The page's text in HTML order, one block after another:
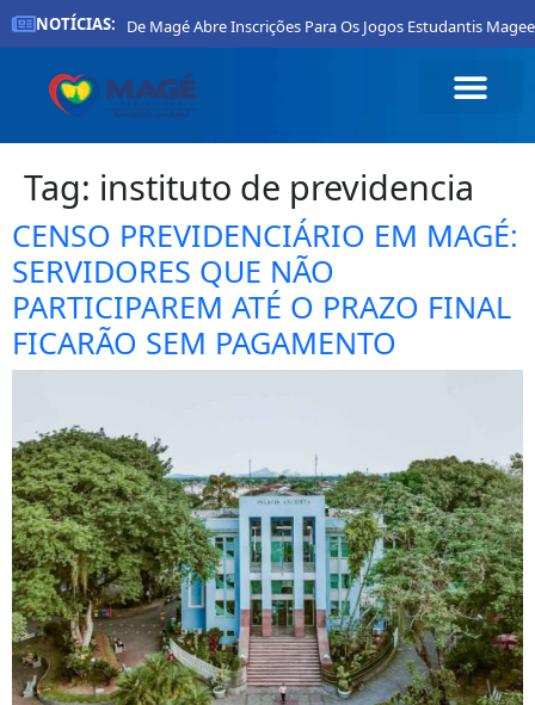
NOTÍCIAS:
Prefeitura De Magé Abre Inscrições Para Os Jogos Estudantis
Tag: instituto de previdencia
CENSO PREVIDENCIÁRIO EM MAGÉ:
SERVIDORES QUE NÃO
PARTICIPAREM ATÉ O PRAZO FINAL
FICARÃO SEM PAGAMENTO